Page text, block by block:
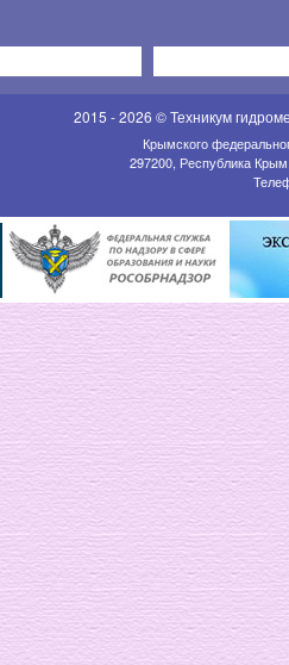
2015 - 2026 © Техникум
Крымского
297200, Республика